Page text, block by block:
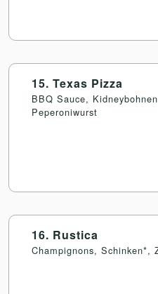
15. Texas Pizza
BBQ Sauce,
Peperoniwurst
16. Rustica
Champignons, Schinken*,